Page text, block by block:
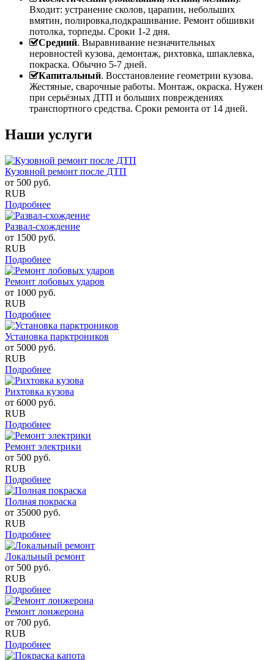
Входит: устранение сколов, царапин, небольших
вмятин, полировка,подкрашивание. Ремонт обшивки
потолка, торпеды. Сроки 1-2 дня.
Средний. Выравнивание незначительных
неровностей кузова, демонтаж, рихтовка, шпаклевка,
покраска. Обычно 5-7 дней.
Капитальный. Восстановление геометрии кузова.
Жестяные, сварочные работы. Монтаж, окраска. Нужен
при серьёзных ДТП и больших повреждениях
транспортного средства. Сроки ремонта от 14 дней.
Наши услуги
Кузовной ремонт после ДТП
от 500 руб.
RUB
Подробнее
Развал-схождение
от 1500 руб.
RUB
Подробнее
Ремонт лобовых ударов
от 1000 руб.
RUB
Подробнее
Установка парктроников
от 5000 руб.
RUB
Подробнее
Рихтовка кузова
от 6000 руб.
RUB
Подробнее
Ремонт электрики
от 500 руб.
RUB
Подробнее
Полная покраска
от 35000 руб.
RUB
Подробнее
Локальный ремонт
от 500 руб.
RUB
Подробнее
Ремонт лонжерона
от 700 руб.
RUB
Подробнее